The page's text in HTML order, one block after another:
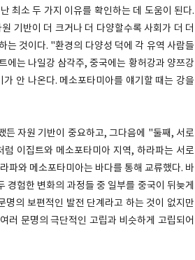
최소 두 가지 이유를 확인하는 데 도움이 된다.
기반이 더 크거나 더 다양할수록 사회가 더 더
는 것이다. "환경의 다양성 덕에 각 유역 사람들
에는 나일강 삼각주, 중국에는 황허강과 양쯔강
안 나온다. 메소포타미아를 얘기할 때는 강을
든 자원 기반이 중요하고, 그다음에 "둘째, 서로
이집트와 메소포타미아 지역, 하라파는 서로
파와 메소포타미아는 바다를 통해 교류했다. 바
험한 변화의 과정들 중 일부를 중국이 뒤늦게
의 보편적인 발전 단계라고 하는 것이 없지만
러 문명의 극단적인 고립과 비슷하게 고립되어